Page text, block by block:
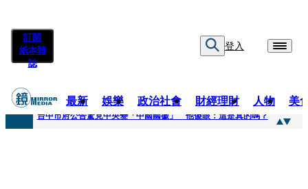
訂閱
紙本雜
誌
登入
最新 娛樂 政治社會 財經理財 人物 美
快訊
台中市府公告驚見中央變「中國國徽」 他傻眼：這是真的嗎？